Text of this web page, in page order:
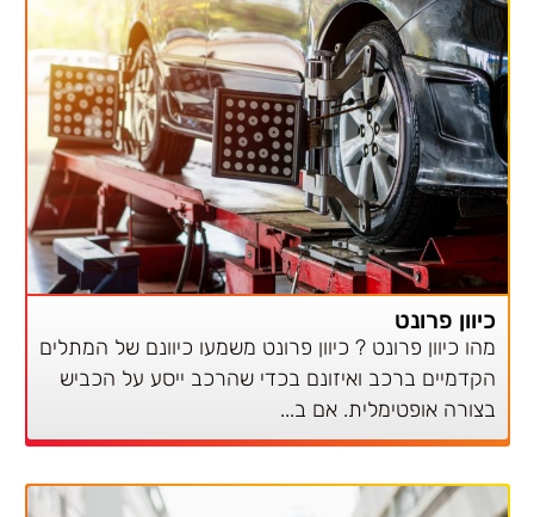
כיוון פרונט
מהו כיוון פרונט ? כיוון פרונט משמעו כיוונם של המתלים
הקדמיים ברכב ואיזונם בכדי שהרכב ייסע על הכביש
בצורה אופטימלית. אם ב...